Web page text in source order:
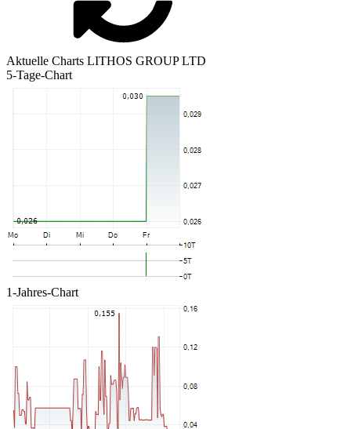
Aktuelle Charts LITHOS GROUP LTD
5-Tage-Chart
1-Jahres-Chart